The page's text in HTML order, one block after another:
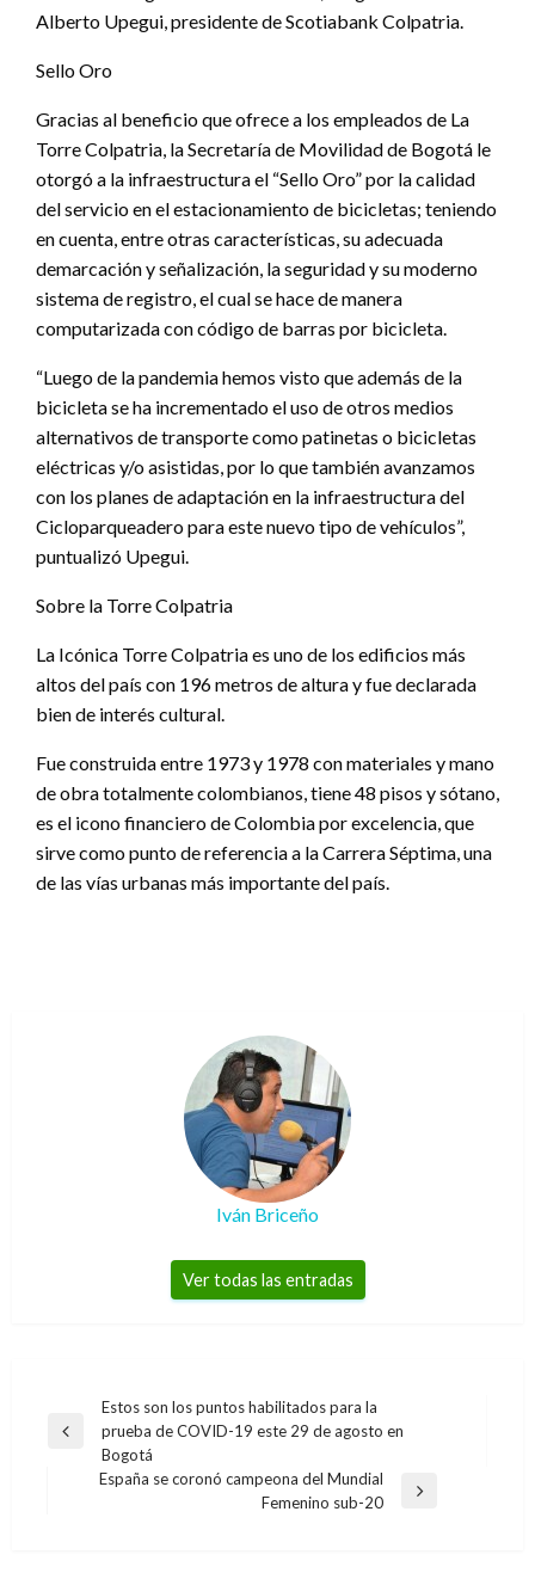
Alberto Upegui, presidente de Scotiabank Colpatria.
Sello Oro
Gracias al beneficio que ofrece a los empleados de La
Torre Colpatria, la Secretaría de Movilidad de Bogotá le
otorgó a la infraestructura el “Sello Oro” por la calidad
del servicio en el estacionamiento de bicicletas; teniendo
en cuenta, entre otras características, su adecuada
demarcación y señalización, la seguridad y su moderno
sistema de registro, el cual se hace de manera
computarizada con código de barras por bicicleta.
“Luego de la pandemia hemos visto que además de la
bicicleta se ha incrementado el uso de otros medios
alternativos de transporte como patinetas o bicicletas
eléctricas y/o asistidas, por lo que también avanzamos
con los planes de adaptación en la infraestructura del
Cicloparqueadero para este nuevo tipo de vehículos”,
puntualizó Upegui.
Sobre la Torre Colpatria
La Icónica Torre Colpatria es uno de los edificios más
altos del país con 196 metros de altura y fue declarada
bien de interés cultural.
Fue construida entre 1973 y 1978 con materiales y mano
de obra totalmente colombianos, tiene 48 pisos y sótano,
es el icono financiero de Colombia por excelencia, que
sirve como punto de referencia a la Carrera Séptima, una
de las vías urbanas más importante del país.
Iván Briceño
Ver todas las entradas
Navegación
de
entradas
Entrada
anterior
Estos son los puntos habilitados para la
prueba de COVID-19 este 29 de agosto en
Bogotá
España se coronó campeona del Mundial
Femenino sub-20